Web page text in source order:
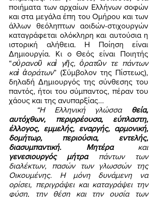
ποιήματα των αρχαίων Ελλήνων σοφών
και στα μεγάλα έπη του Ομήρου και των
άλλων θεόληπτων αοιδών-στιχουργών
καταγράφεται ολόκληρη και αυτούσια η
ιστορική αλήθεια. Η Ποίηση είναι
Δημιουργία. Κι ο Θεός είναι Ποιητής
“οὐρανοῦ καὶ γῆς, ὁρατῶν τε πάντων
καὶ ἀοράτων” (Σύμβολον της Πίστεως),
δηλαδή Δημιουργός της σύνθεσης του
παντός, ήτοι του σύμπαντος, πέραν του
χάους και της ανυπαρξίας...
“Η Ελληνική γλώσσα θεία,
αυτόχθων, περιρρέουσα, εύπλαστη,
έλλογος, εμμελής, εναργής, αρμονική,
δομήτωρ, περιούσια, εντελής,
διασυμπαντική. Μητέρα
και
γενεσιουργός μήτρα πάντων των
διαλέκτων, πασών των γλωσσών της
Οικουμένης. Η μόνη δυνάμενη να
ορίσει, περιγράψει και καταγράψει την
φύση, την θέση και την ουσία των